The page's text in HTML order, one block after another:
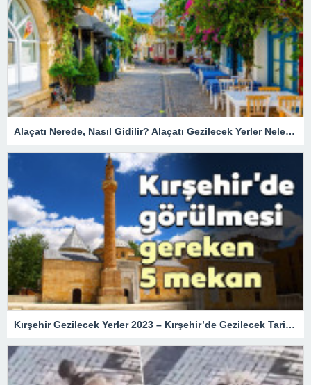
Alaçatı Nerede, Nasıl Gidilir? Alaçatı Gezilecek Yerler Nelerdir?
Kırşehir Gezilecek Yerler 2023 – Kırşehir’de Gezilecek Tarihi Turistik Yerler, En Güzel Doğal Mekanlar ve Müzeler Listesi